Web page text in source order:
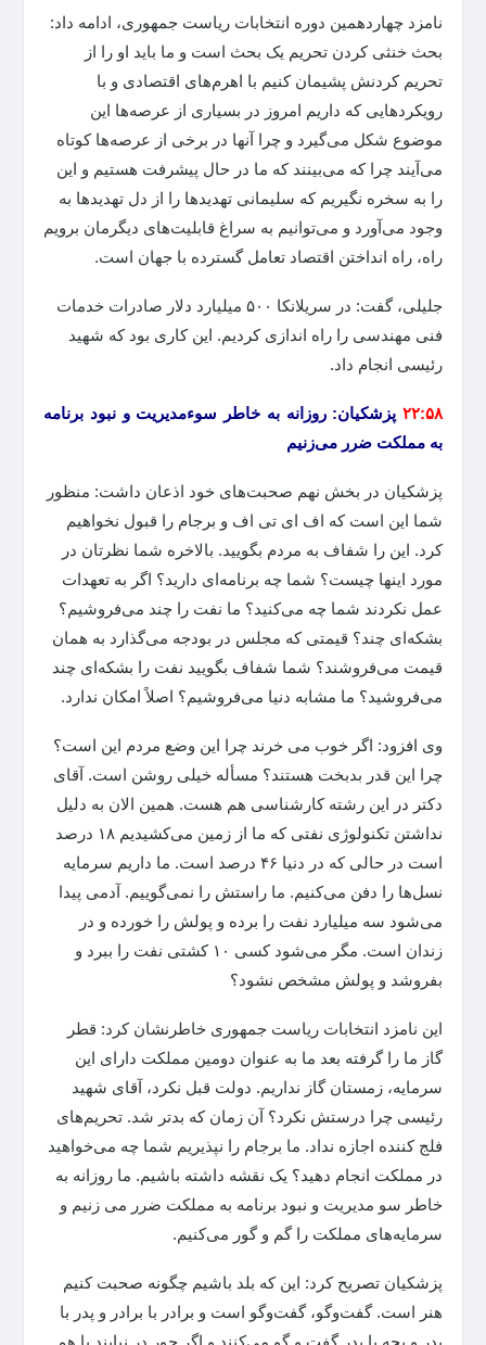
نامزد چهاردهمین دوره انتخابات ریاست جمهوری، ادامه داد:
بحث خنثی کردن تحریم یک بحث است و ما باید او را از
تحریم کردنش پشیمان کنیم با اهرم‌های اقتصادی و با
رویکردهایی که داریم امروز در بسیاری از عرصه‌ها این
موضوع شکل می‌گیرد و چرا آنها در برخی از عرصه‌ها کوتاه
می‌آیند چرا که می‌بینند که ما در حال پیشرفت هستیم و این
را به سخره نگیریم که سلیمانی تهدیدها را از دل تهدیدها به
وجود می‌آورد و می‌توانیم به سراغ قابلیت‌های دیگرمان برویم
راه، راه انداختن اقتصاد تعامل گسترده با جهان است.
جلیلی، گفت: در سریلانکا ۵۰۰ میلیارد دلار صادرات خدمات
فنی مهندسی را راه اندازی کردیم. این کاری بود که شهید
رئیسی انجام داد.
۲۲:۵۸ پزشکیان: روزانه به خاطر سوءمدیریت و نبود برنامه
به مملکت ضرر می‌زنیم
پزشکیان در بخش نهم صحبت‌های خود اذعان داشت: منظور
شما این است که اف ای تی اف و برجام را قبول نخواهیم
کرد. این را شفاف به مردم بگویید. بالاخره شما نظرتان در
مورد اینها چیست؟ شما چه برنامه‌ای دارید؟ اگر به تعهدات
عمل نکردند شما چه می‌کنید؟ ما نفت را چند می‌فروشیم؟
بشکه‌ای چند؟ قیمتی که مجلس در بودجه می‌گذارد به همان
قیمت می‌فروشند؟ شما شفاف بگویید نفت را بشکه‌ای چند
می‌فروشید؟ ما مشابه دنیا می‌فروشیم؟ اصلاً امکان ندارد.
وی افزود: اگر خوب می خرند چرا این وضع مردم این است؟
چرا این قدر بدبخت هستند؟ مسأله خیلی روشن است. آقای
دکتر در این رشته کارشناسی هم هست. همین الان به دلیل
نداشتن تکنولوژی نفتی که ما از زمین می‌کشیدیم ۱۸ درصد
است در حالی که در دنیا ۴۶ درصد است. ما داریم سرمایه
نسل‌ها را دفن می‌کنیم. ما راستش را نمی‌گوییم. آدمی پیدا
می‌شود سه میلیارد نفت را برده و پولش را خورده و در
زندان است. مگر می‌شود کسی ۱۰ کشتی نفت را ببرد و
بفروشد و پولش مشخص نشود؟
این نامزد انتخابات ریاست جمهوری خاطرنشان کرد: قطر
گاز ما را گرفته بعد ما به عنوان دومین مملکت دارای این
سرمایه، زمستان گاز نداریم. دولت قبل نکرد، آقای شهید
رئیسی چرا درستش نکرد؟ آن زمان که بدتر شد. تحریم‌های
فلج کننده اجازه نداد. ما برجام را نپذیریم شما چه می‌خواهید
در مملکت انجام دهید؟ یک نقشه داشته باشیم. ما روزانه به
خاطر سو مدیریت و نبود برنامه به مملکت ضرر می زنیم و
سرمایه‌های مملکت را گم و گور می‌کنیم.
پزشکیان تصریح کرد: این که بلد باشیم چگونه صحبت کنیم
هنر است. گفت‌وگو، گفت‌وگو است و برادر با برادر و پدر با
پدر و بچه با پدر گفت و گو می‌کنند و اگر جور در نیایند با هم